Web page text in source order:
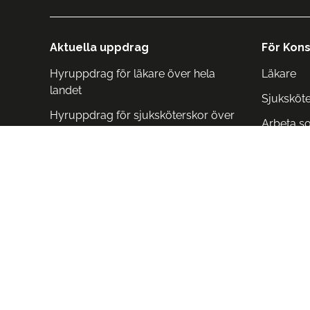
Aktuella uppdrag
Hyruppdrag för läkare över hela
landet
Hyruppdrag för sjuksköterskor över
För
Läkare
Arbeta